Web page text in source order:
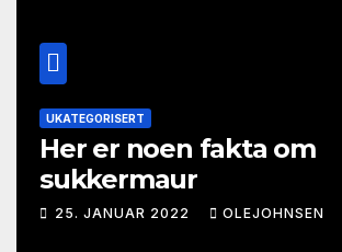
UKATEGORISERT
Her er noen fakta om
sukkermaur
25. JANUAR 2022 OLEJOHNSEN